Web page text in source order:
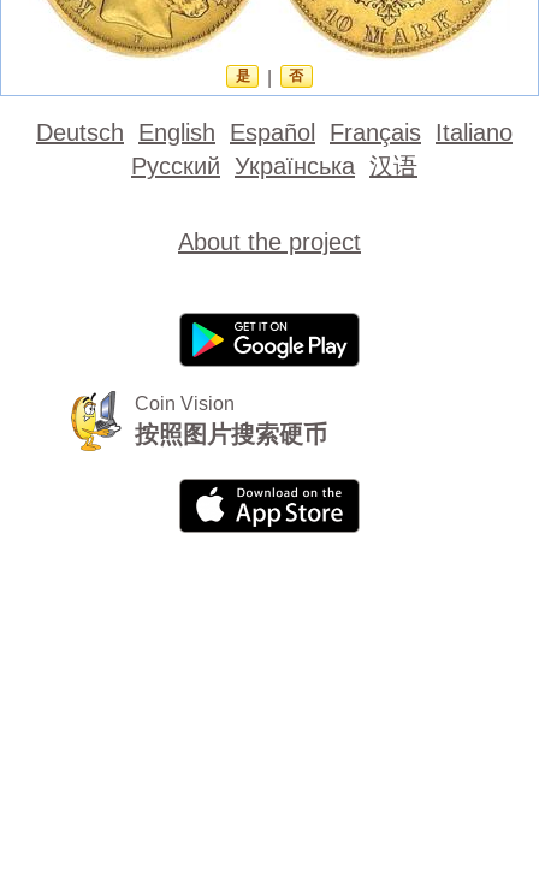
是 否
Deutsch English Español Français Italiano
Русский Українська 汉语
About the project
Coin Vision
按照图片搜索硬币